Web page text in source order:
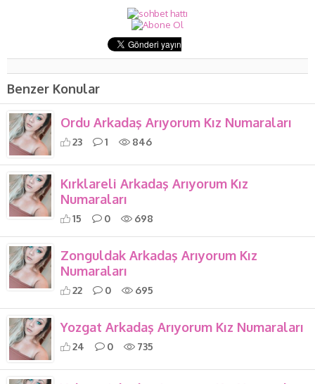
Benzer Konular
Ordu Arkadaş Arıyorum Kız Numaraları
23 1 846
Kırklareli Arkadaş Arıyorum Kız
Numaraları
15 0 698
Zonguldak Arkadaş Arıyorum Kız
Numaraları
22 0 695
Yozgat Arkadaş Arıyorum Kız Numaraları
24 0 735